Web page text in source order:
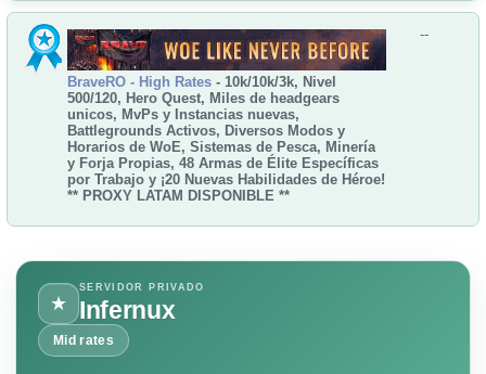
BraveRO - High Rates - 10k/10k/3k, Nivel
500/120, Hero Quest, Miles de headgears
unicos, MvPs y Instancias nuevas,
Battlegrounds Activos, Diversos Modos y
Horarios de WoE, Sistemas de Pesca, Minería
y Forja Propias, 48 Armas de Élite Específicas
por Trabajo y ¡20 Nuevas Habilidades de Héroe!
** PROXY LATAM DISPONIBLE **
--
★
SERVIDOR PRIVADO
Infernux
Mid rates